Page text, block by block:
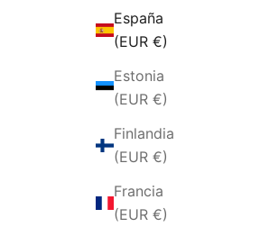
España
(EUR €)
Estonia
(EUR €)
Finlandia
(EUR €)
Francia
(EUR €)
PRECIO DE OFERTA
€28,00 EUR